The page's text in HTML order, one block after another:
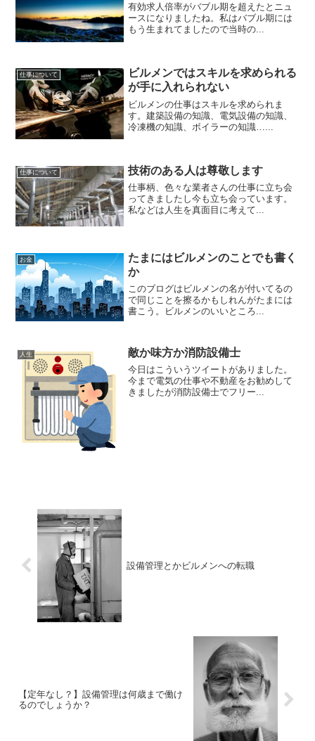
有効求人倍率がバブル期を超えたとニュ
ースになりましたね。私はバブル期には
もう生まれてましたので当時の...
仕事について
ビルメンではスキルを求められる
が手に入れられない
ビルメンの仕事はスキルを求められま
す。建築設備の知識、電気設備の知識、
冷凍機の知識、ボイラーの知識…...
仕事について 技術のある人は尊敬します
仕事柄、色々な業者さんの仕事に立ち会
ってきましたし今も立ち会っています。
私などは人生を真面目に考えて...
お金
たまにはビルメンのことでも書く
か
このブログはビルメンの名が付いてるの
で同じことを擦るかもしれんがたまには
書こう。ビルメンのいいところ...
人生 敵か味方か消防設備士
今日はこういうツイートがありました。
今まで電気の仕事や不動産をお勧めして
きましたが消防設備士でフリー...
設備管理とかビルメンへの転職
【定年なし？】設備管理は何歳まで働け
るのでしょうか？